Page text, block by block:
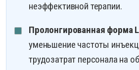
неэффективной терапии.
Пролонгированная форма
уменьшение частоты
трудозатрат персонала на